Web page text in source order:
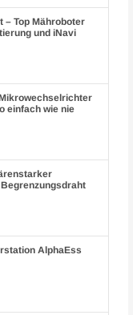
– Top Mähroboter
und iNavi
einfach wie nie
AlphaEss